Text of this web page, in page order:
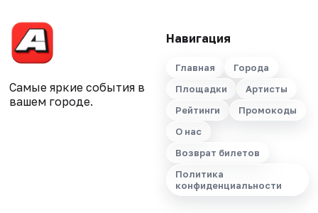
Самые яркие события в
вашем городе.
Навигация
Главная
Города
Площадки
Артисты
Рейтинги
Промокоды
О нас
Возврат билетов
Политика
конфиденциальности